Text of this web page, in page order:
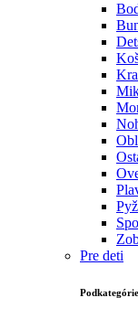
Pre deti
Podkategórie